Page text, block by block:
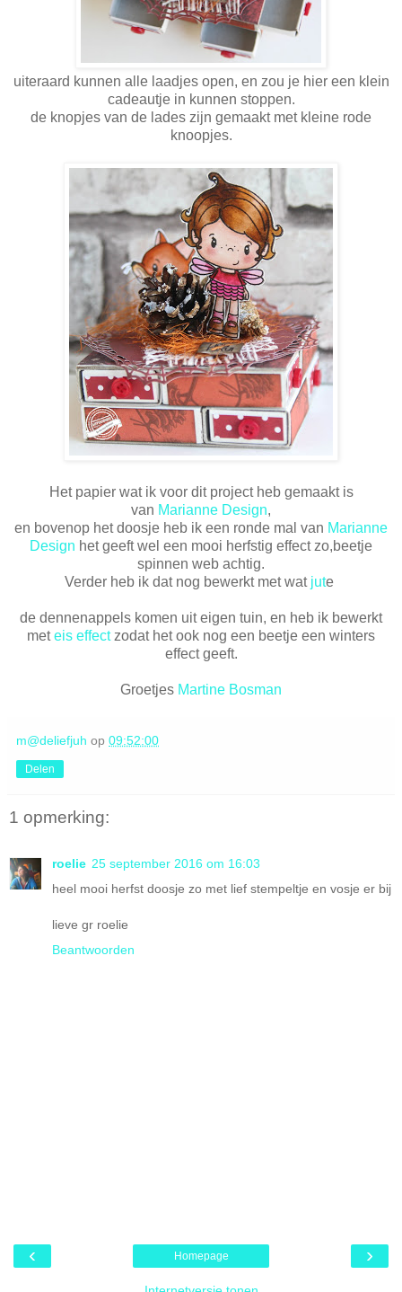
uiteraard kunnen alle laadjes open, en zou je hier een klein
cadeautje in kunnen stoppen.
de knopjes van de lades zijn gemaakt met kleine rode
knoopjes.
Het papier wat ik voor dit project heb gemaakt is
van Marianne Design,
en bovenop het doosje heb ik een ronde mal van Marianne
Design het geeft wel een mooi herfstig effect zo,beetje
spinnen web achtig.
Verder heb ik dat nog bewerkt met wat jute
de dennenappels komen uit eigen tuin, en heb ik bewerkt
meteis effectzodat het ook nog een beetje een winters
effect geeft.
Groetjes Martine Bosman
m@deliefjuh op 09:52:00
Delen
1 opmerking:
roelie 25 september 2016 om 16:03
heel mooi herfst doosje zo met lief stempeltje en vosje er bij
lieve gr roelie
Beantwoorden
‹ ›
Homepage